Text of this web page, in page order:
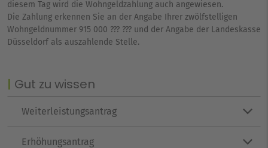
diesem Tag wird die Wohngeldzahlung auch angewiesen.
Die Zahlung erkennen Sie an der Angabe Ihrer zwölfstelligen
Wohngeldnummer 915 000 ??? ??? und der Angabe der Landeskasse
Düsseldorf als auszahlende Stelle.
Gut zu wissen
Weiterleistungsantrag
Erhöhungsantrag